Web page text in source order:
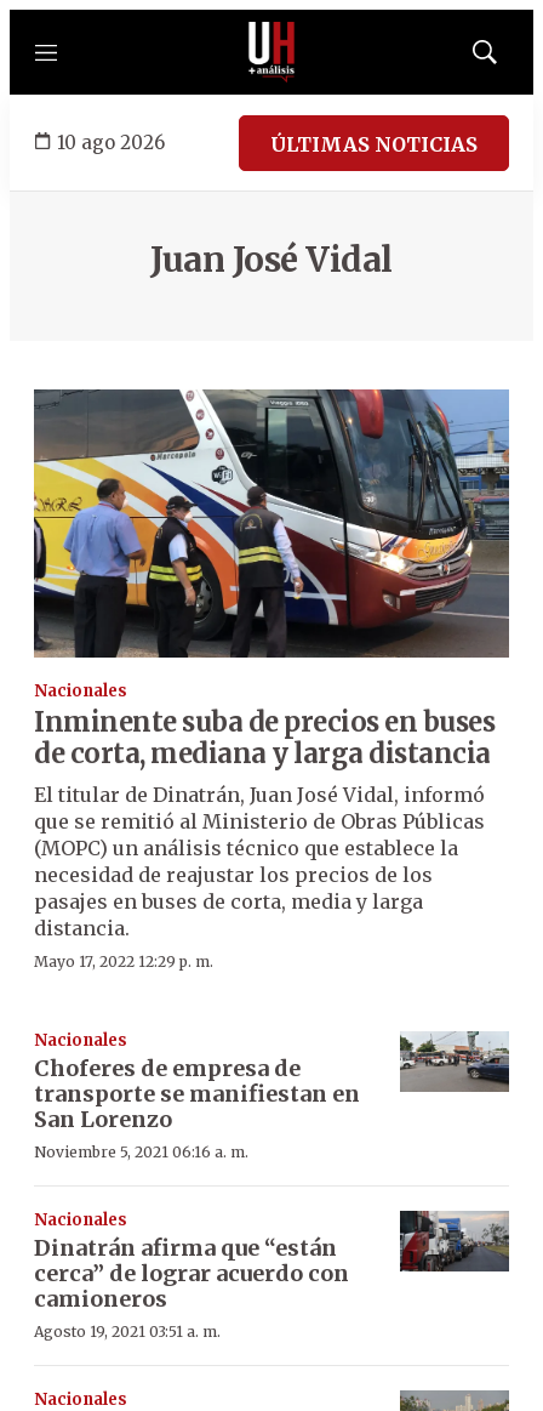
Menú
Mostrar
10 ago 2026 ÚLTIMAS NOTICIAS
Juan José Vidal
Nacionales
Inminente suba de precios en buses
de corta, mediana y larga distancia
El titular de Dinatrán, Juan José Vidal, informó
que se remitió al Ministerio de Obras Públicas
(MOPC) un análisis técnico que establece la
necesidad de reajustar los precios de los
pasajes en buses de corta, media y larga
distancia.
Mayo 17, 2022 12:29 p. m.
Nacionales
Choferes de empresa de
transporte se manifiestan en
San Lorenzo
Noviembre 5, 2021 06:16 a. m.
Nacionales
Dinatrán afirma que “están
cerca” de lograr acuerdo con
camioneros
Agosto 19, 2021 03:51 a. m.
Nacionales